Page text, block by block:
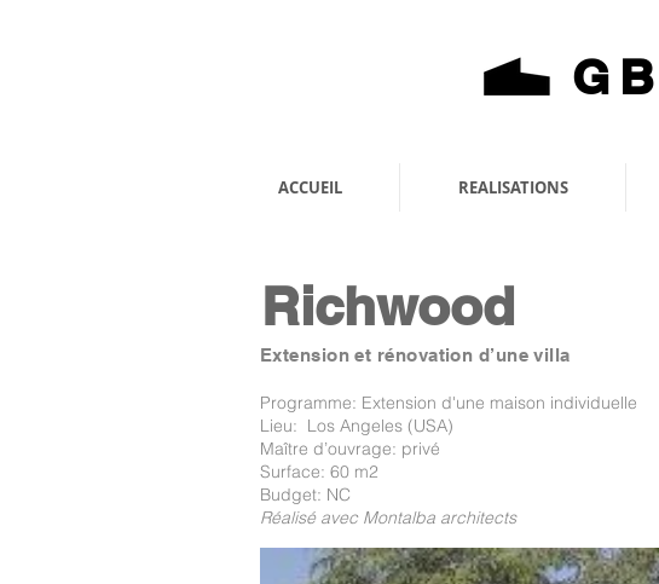
GB
ACCUEIL REALISATIONS
Richwood
Extension et rénovation d’une villa
Programme: Extension d'une maison individuelle
Lieu: Los Angeles (USA)
Maître d’ouvrage: privé
Surface: 60 m2
Budget: NC
Réalisé avec Montalba architects